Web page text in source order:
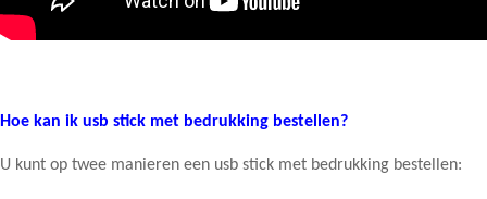
Hoe kan ik usb stick met bedrukking bestellen?
U kunt op twee manieren een usb stick met bedrukking bestellen: